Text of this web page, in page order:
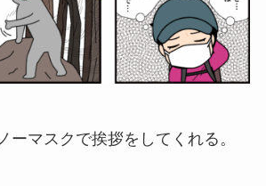
ーマスクで挨拶をしてくれる。